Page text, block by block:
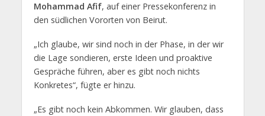
Mohammad Afif, auf einer Pressekonferenz in
den südlichen Vororten von Beirut.
„Ich glaube, wir sind noch in der Phase, in der wir
die Lage sondieren, erste Ideen und proaktive
Gespräche führen, aber es gibt noch nichts
Konkretes“, fügte er hinzu.
„Es gibt noch kein Abkommen. Wir glauben, dass